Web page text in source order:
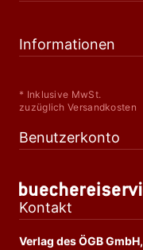
Informationen
* Inklusive MwSt.
zuzüglich Versandkosten
Benutzerkonto
Kontakt
Verlag des ÖGB GmbH,